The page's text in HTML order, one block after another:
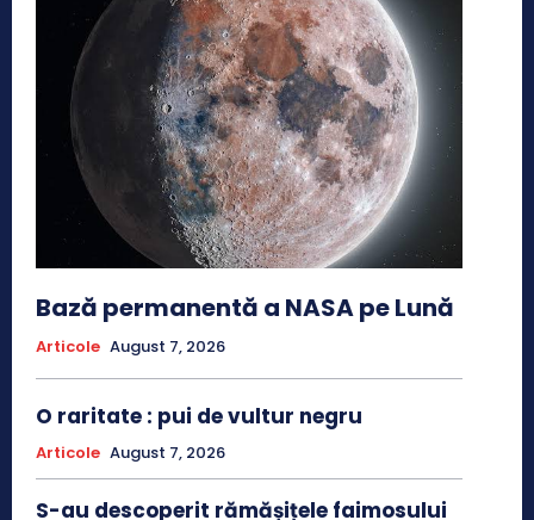
Bază permanentă a NASA pe Lună
Articole August 7, 2026
O raritate : pui de vultur negru
Articole August 7, 2026
S-au descoperit rămășițele faimosului